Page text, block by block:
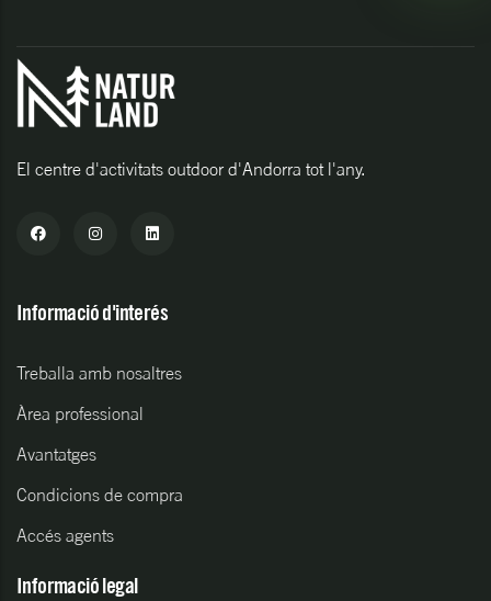
El centre d'activitats outdoor d'Andorra tot l'any.
Informació d'interés
Treballa amb nosaltres
Àrea professional
Avantatges
Condicions de compra
Accés agents
Informació legal